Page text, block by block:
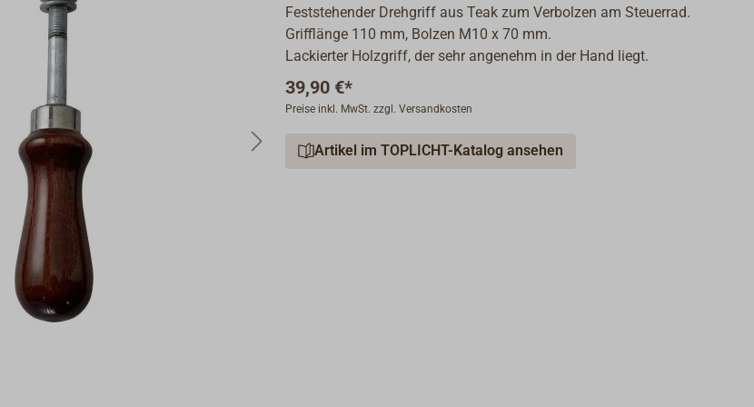
Feststehender Drehgriff aus Teak zum Verbolzen am Steuerrad.
Grifflänge 110 mm, Bolzen M10 x 70 mm.
Lackierter Holzgriff, der sehr angenehm in der Hand liegt.
39,90 €*
Preise inkl. MwSt. zzgl. Versandkosten
Artikel im TOPLICHT-Katalog ansehen